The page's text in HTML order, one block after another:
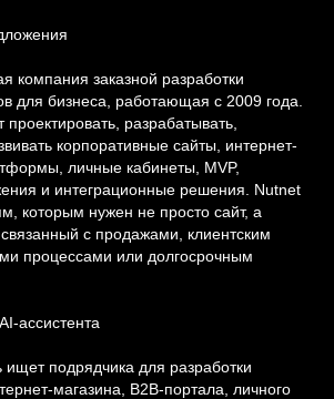
компания заказной разработки
для бизнеса, работающая с 2009 года.
разрабатывать,
корпоративные сайты, интернет-
личные кабинеты, MVP,
и интеграционные решения. Nutnet
которым нужен не просто сайт, а
с продажами, клиентским
процессами или долгосрочным
ассистента
ищет подрядчика для разработки
магазина, B2B-портала, личного